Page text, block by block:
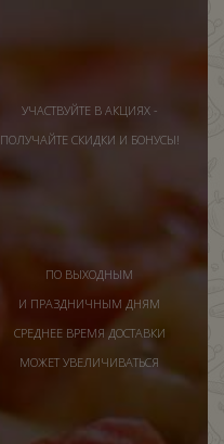
УЧАСТВУЙТЕ В АКЦИЯХ -
ПОЛУЧАЙТЕ СКИДКИ И БОНУСЫ!
ПО ВЫХОДНЫМ
И ПРАЗДНИЧНЫМ ДНЯМ
СРЕДНЕЕ ВРЕМЯ ДОСТАВКИ
МОЖЕТ УВЕЛИЧИВАТЬСЯ